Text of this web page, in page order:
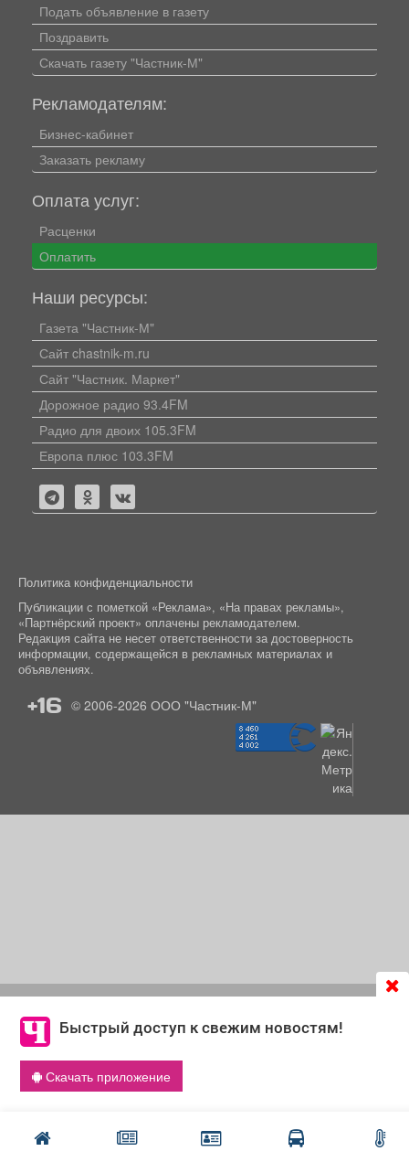
Быстрый доступ к свежим новостям!
Скачать приложение
согласие на обработку файлов cookie, которые
обеспечивают корректную работу сайта и сбора
информации для улучшения качества сервисов.
Что такое cookie
Подать объявление в газету
Поздравить
Скачать газету "Частник-М"
Рекламодателям:
Бизнес-кабинет
Заказать рекламу
Оплата услуг:
Расценки
Оплатить
Наши ресурсы:
Газета "Частник-М"
Сайт chastnik-m.ru
Сайт "Частник. Маркет"
Дорожное радио 93.4FM
Радио для двоих 105.3FM
Европа плюс 103.3FM
Политика конфиденциальности
Публикации с пометкой «Реклама», «На правах рекламы»,
«Партнёрский проект» оплачены рекламодателем.
Редакция сайта не несет ответственности за достоверность
информации, содержащейся в рекламных материалах и
объявлениях.
+16 © 2006-2026 ООО "Частник-М"